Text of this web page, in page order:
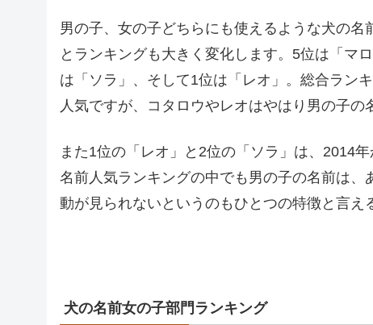
男の子、女の子どちらにも使えるような犬の
とランキングも大きく変化します。5位は「マ
は「ソラ」、そして1位は「レオ」。総合ラン
人気ですが、コタロウやレオはやはり男の子の
また1位の「レオ」と2位の「ソラ」は、2014
名前人気ランキングの中でも男の子の名前は
動が見られないというのもひとつの特徴と言え
犬の名前女の子部門ランキング